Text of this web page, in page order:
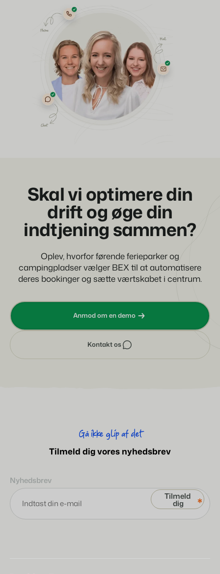
Skal vi optimere din
drift og øge din
indtjening sammen?
Oplev, hvorfor førende ferieparker og
campingpladser vælger BEX til at automatisere
deres bookinger og sætte værtskabet i centrum.
Kontakt os
Anmod om en demo
Gå ikke glip af det
Tilmeld dig vores nyhedsbrev
Nyhedsbrev
*